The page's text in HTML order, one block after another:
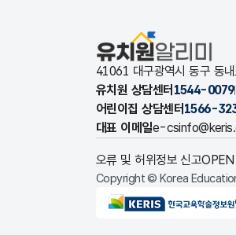
유치원알리미
41061 대구광역시 동구 동
유치원 상담센터 1544-0079
어린이집 상담센터 1566-
대표 이메일e-
오류 및 허위정보 신고
Copyright © Korea
KERIS한국교육학술정보